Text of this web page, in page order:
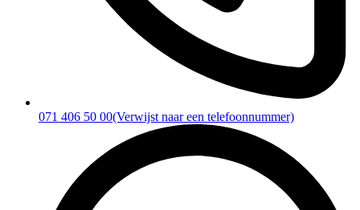
071 406 50 00(Verwijst naar een telefoonnummer)